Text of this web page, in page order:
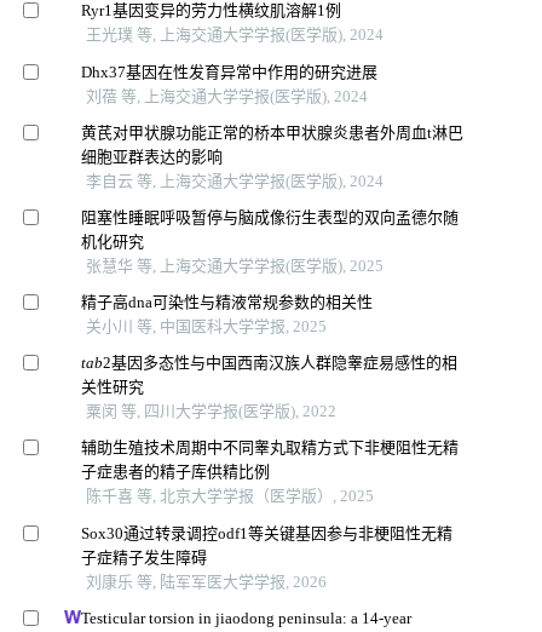
Ryr1基因变异的劳力性横纹肌溶解1例
王光璞 等, 上海交通大学学报(医学版), 2024
Dhx37基因在性发育异常中作用的研究进展
刘蓓 等, 上海交通大学学报(医学版), 2024
黄芪对甲状腺功能正常的桥本甲状腺炎患者外周血t淋巴
细胞亚群表达的影响
李自云 等, 上海交通大学学报(医学版), 2024
阻塞性睡眠呼吸暂停与脑成像衍生表型的双向孟德尔随
机化研究
张慧华 等, 上海交通大学学报(医学版), 2025
精子高dna可染性与精液常规参数的相关性
关小川 等, 中国医科大学学报, 2025
tab2基因多态性与中国西南汉族人群隐睾症易感性的相
关性研究
粟闵 等, 四川大学学报(医学版), 2022
辅助生殖技术周期中不同睾丸取精方式下非梗阻性无精
子症患者的精子库供精比例
陈千喜 等, 北京大学学报（医学版）, 2025
Sox30通过转录调控odf1等关键基因参与非梗阻性无精
子症精子发生障碍
刘康乐 等, 陆军军医大学学报, 2026
Testicular torsion in jiaodong peninsula: a 14-year